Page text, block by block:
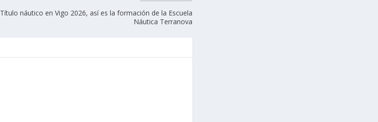
Título náutico en Vigo 2026, así es la formación de la Escuela
Náutica Terranova